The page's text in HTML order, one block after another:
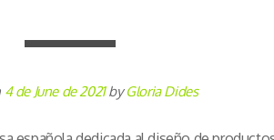
4 de June de 2021byGloria Dides